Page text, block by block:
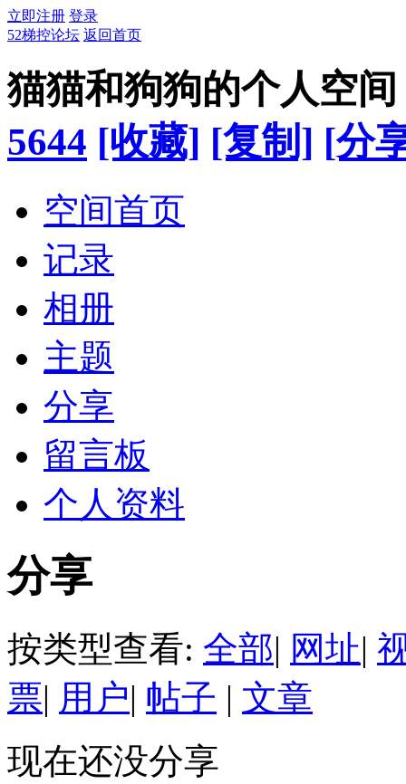
立即注册 登录
52梯控论坛 返回首页
猫猫和狗狗的个人空间
5644 [收藏] [复制] [分
空间首页
记录
相册
主题
分享
留言板
个人资料
分享
按类型查看: 全部| 网址|
票| 用户| 帖子 | 文章
现在还没分享